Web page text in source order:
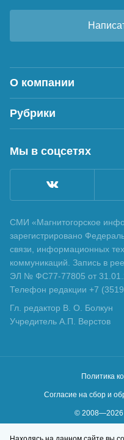
О компании
Рубрики
Мы в соцсетях
СМИ «Магнитогорское
зарегистрировано
связи, информационных
коммуникаций. Запись в
ЭЛ № ФС77-77805 от
Телефон редакции +7
Гл. редактор В. О. Болкун
Учредитель А.П. Верстов
Политика
Согласие на сбор и
© 2008—2026